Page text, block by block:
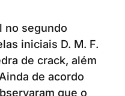
no segundo
iniciais D. M. F.
de crack, além
de acordo
que o